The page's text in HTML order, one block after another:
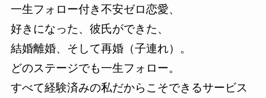
一生フォロー付き不安ゼロ恋愛、
好きになった、彼氏ができた、
結婚離婚、そして再婚（子連れ）。
どのステージでも一生フォロー。
すべて経験済みの私だからこそできるサービス